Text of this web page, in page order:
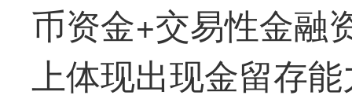
币资金+交易性金融
上体现出现金留存